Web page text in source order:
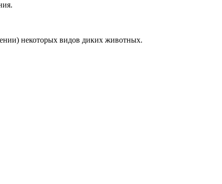
некоторых видов диких животных.